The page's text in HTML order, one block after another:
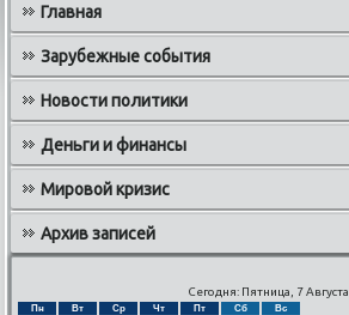
Главная
Зарубежные события
Новости политики
Деньги и финансы
Мировой кризис
Архив записей
Сегодня: Пятница, 7 Августа
Пн Вт Ср Чт Пт Сб Вс